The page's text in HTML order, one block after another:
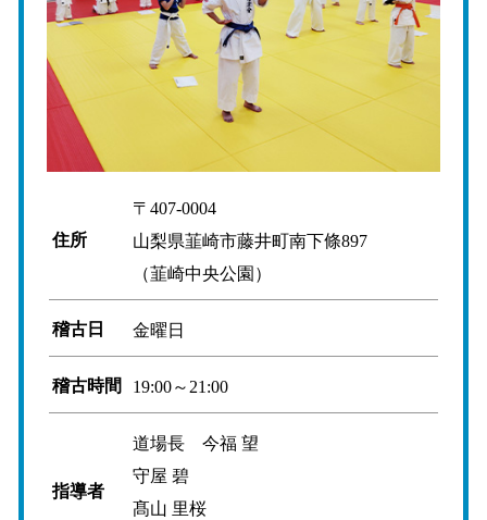
住所
〒407-0004
山梨県韮崎市藤井町南下條897
（韮崎中央公園）
稽古日 金曜日
稽古時間 19:00～21:00
指導者
道場長 今福 望
守屋 碧
髙山 里桜